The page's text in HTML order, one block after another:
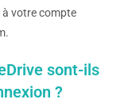
votre compte
sont-ils
?